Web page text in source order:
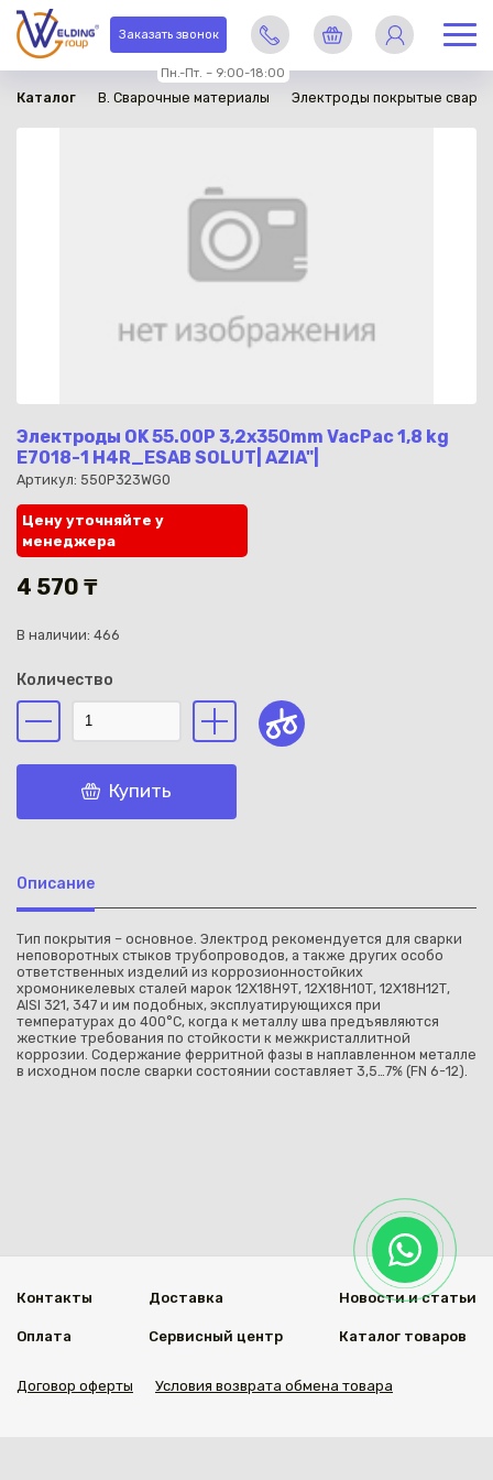
Заказать звонок
Пн.-Пт. – 9:00-18:00
Каталог B. Сварочные материалы Электроды покрытые
Электроды OK 55.00P 3,2x350mm VacPac 1,8 kg
E7018-1 H4R_ESAB SOLUT| AZIA"|
Артикул: 550P323WG0
в наличии
Цену уточняйте у
менеджера
4 570 ₸
В наличии: 466
Количество
Купить
Описание
Тип покрытия – основное. Электрод рекомендуется для сварки
неповоротных стыков трубопроводов, а также других особо
ответственных изделий из коррозионностойких
хромоникелевых сталей марок 12Х18Н9Т, 12Х18Н10Т, 12Х18Н12Т,
AISI 321, 347 и им подобных, эксплуатирующихся при
температурах до 400°С, когда к металлу шва предъявляются
жесткие требования по стойкости к межкристаллитной
коррозии. Содержание ферритной фазы в наплавленном металле
в исходном после сварки состоянии составляет 3,5…7% (FN 6-12).
Контакты
Оплата
Доставка
Сервисный центр
Новости и статьи
Каталог товаров
Договор оферты Условия возврата обмена товара